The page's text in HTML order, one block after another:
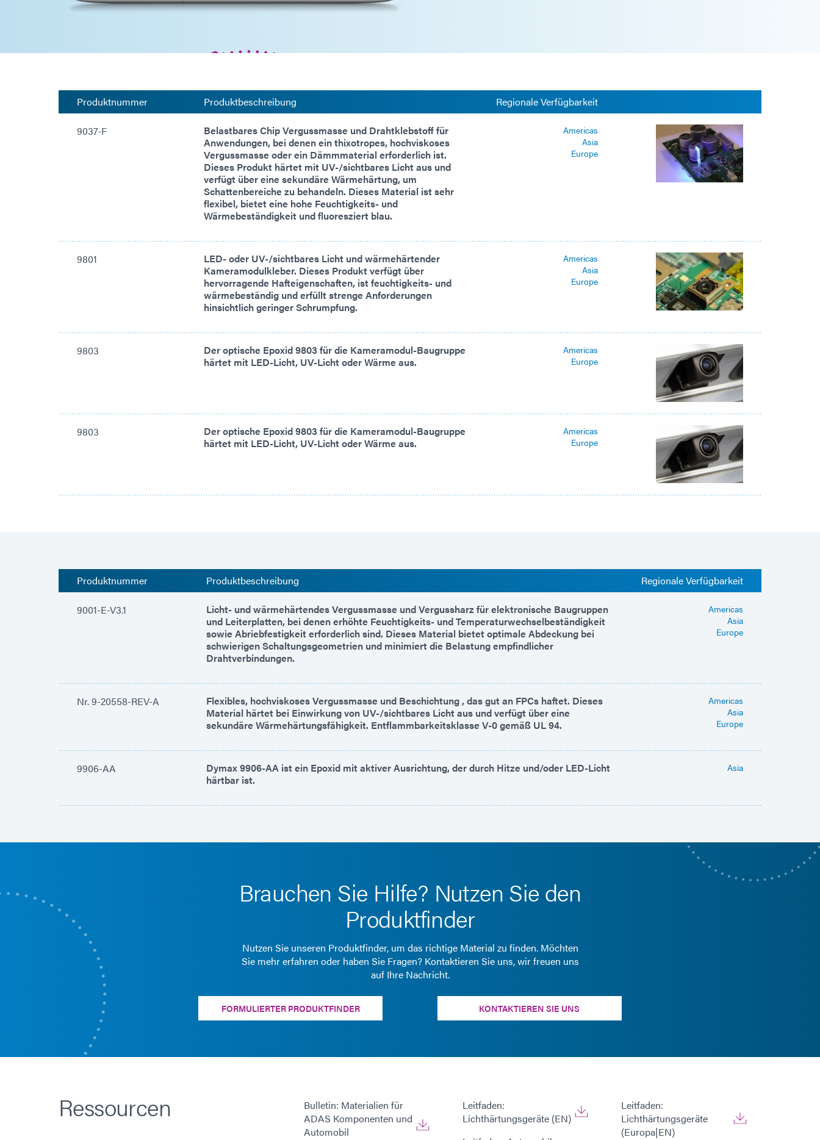
Produktnummer Produktbeschreibung Regionale Verfügbarkeit
9037-F
Belastbares Chip Vergussmasse und Drahtklebstoff für
Anwendungen, bei denen ein thixotropes, hochviskoses
Vergussmasse oder ein Dämmmaterial erforderlich ist.
Dieses Produkt härtet mit UV-/sichtbares Licht aus und
verfügt über eine sekundäre Wärmehärtung, um
Schattenbereiche zu behandeln. Dieses Material ist sehr
flexibel, bietet eine hohe Feuchtigkeits- und
Wärmebeständigkeit und fluoresziert blau.
Americas
Asia
Europe
9801
LED- oder UV-/sichtbares Licht und wärmehärtender
Kameramodulkleber. Dieses Produkt verfügt über
hervorragende Hafteigenschaften, ist feuchtigkeits- und
wärmebeständig und erfüllt strenge Anforderungen
hinsichtlich geringer Schrumpfung.
Americas
Asia
Europe
9803
Der optische Epoxid 9803 für die Kameramodul-Baugruppe
härtet mit LED-Licht, UV-Licht oder Wärme aus.
Americas
Europe
9803
Der optische Epoxid 9803 für die Kameramodul-Baugruppe
härtet mit LED-Licht, UV-Licht oder Wärme aus.
Americas
Europe
Produktnummer Produktbeschreibung Regionale Verfügbarkeit
9001-E-V3.1
Licht- und wärmehärtendes Vergussmasse und Vergussharz für elektronische Baugruppen
und Leiterplatten, bei denen erhöhte Feuchtigkeits- und Temperaturwechselbeständigkeit
sowie Abriebfestigkeit erforderlich sind. Dieses Material bietet optimale Abdeckung bei
schwierigen Schaltungsgeometrien und minimiert die Belastung empfindlicher
Drahtverbindungen.
Americas
Asia
Europe
Nr. 9-20558-REV-A
Flexibles, hochviskoses Vergussmasse und Beschichtung , das gut an FPCs haftet. Dieses
Material härtet bei Einwirkung von UV-/sichtbares Licht aus und verfügt über eine
sekundäre Wärmehärtungsfähigkeit. Entflammbarkeitsklasse V-0 gemäß UL 94.
Americas
Asia
Europe
9906-AA
Dymax 9906-AA ist ein Epoxid mit aktiver Ausrichtung, der durch Hitze und/oder LED-Licht
härtbar ist.
Asia
Brauchen Sie Hilfe? Nutzen Sie den
Produktfinder
Nutzen Sie unseren Produktfinder, um das richtige Material zu finden. Möchten
Sie mehr erfahren oder haben Sie Fragen? Kontaktieren Sie uns, wir freuen uns
auf Ihre Nachricht.
FORMULIERTER PRODUKTFINDER KONTAKTIEREN SIE UNS
Ressourcen
Bulletin: Materialien für
ADAS Komponenten und
Automobil
Leitfaden:
Lichthärtungsgeräte (EN)
Leitfaden:
Lichthärtungsgeräte
(Europa|EN)